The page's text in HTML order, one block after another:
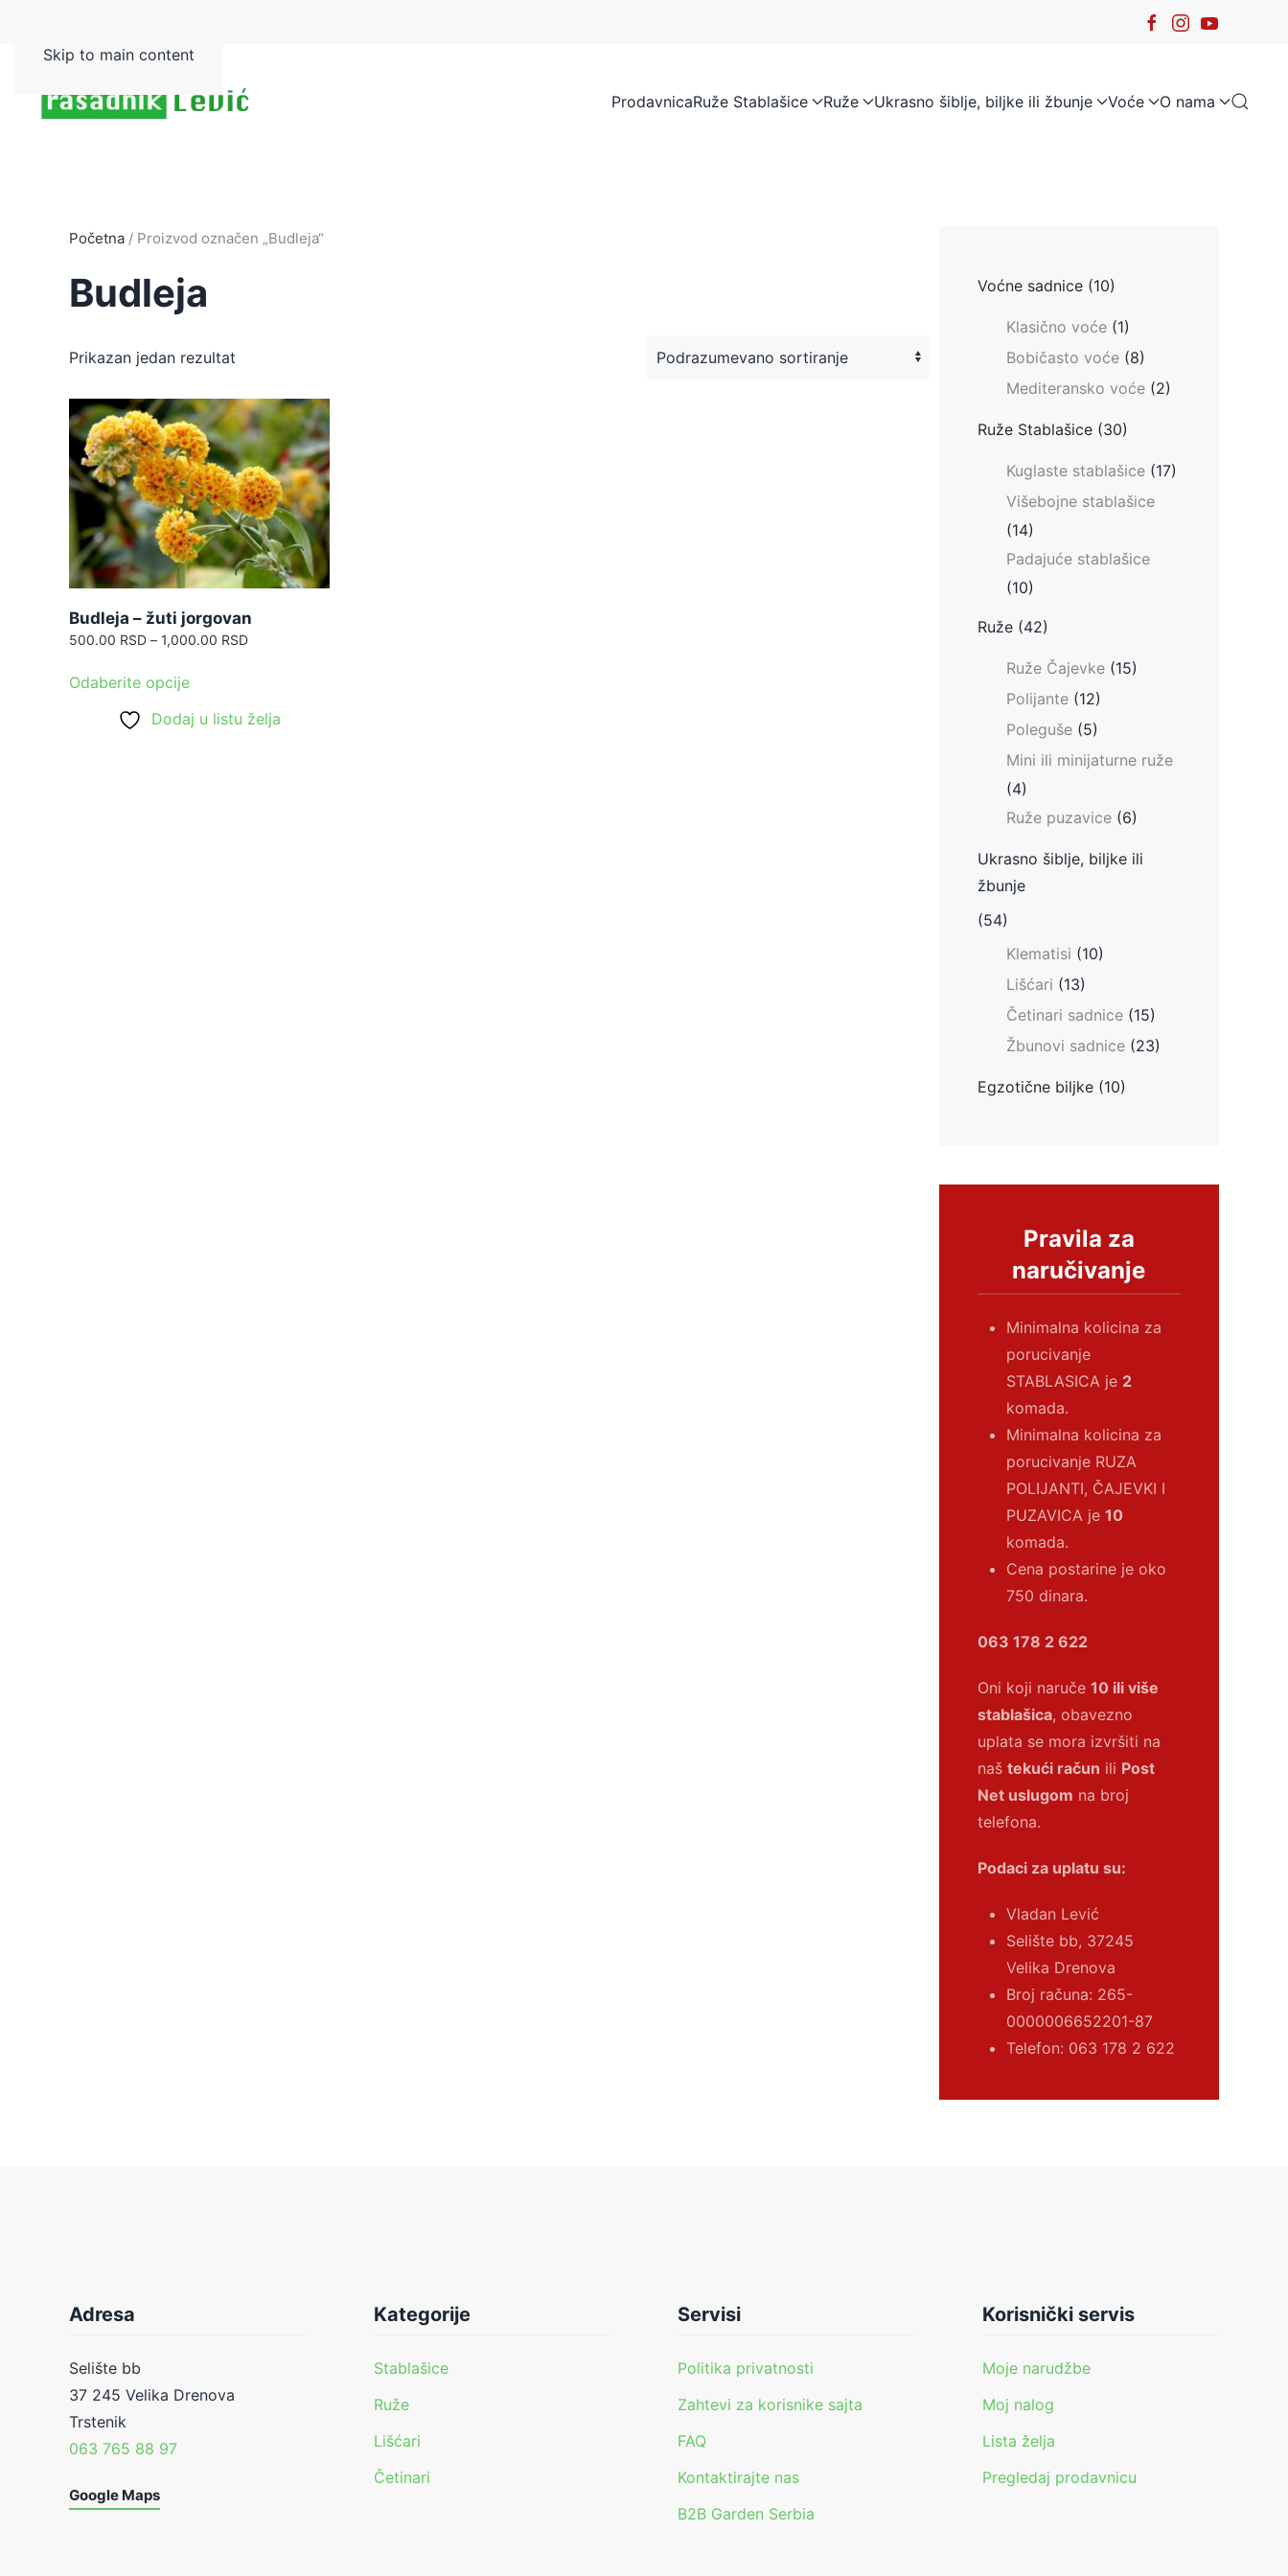
Skip to main content
ProdavnicaRuže Stablašice Ruže Ukrasno šiblje, biljke ili žbunje Voće O nama
Početna / Proizvod označen „Budleja“
Budleja
Prikazan jedan rezultat
Budleja – žuti jorgovan
500.00 RSD – 1,000.00 RSDRaspon
do
Odaberite opcijeproizvod
ima
Dodaj u listu želja
Voćne sadnice (10)
Klasično voće (1)
Bobičasto voće (8)
Mediteransko voće (2)
Ruže Stablašice (30)
Kuglaste stablašice (17)
Višebojne stablašice
(14)
Padajuće stablašice
(10)
Ruže (42)
Ruže Čajevke (15)
Polijante (12)
Poleguše (5)
Mini ili minijaturne ruže
(4)
Ruže puzavice (6)
Ukrasno šiblje, biljke ili
žbunje
(54)
Klematisi (10)
Lišćari (13)
Četinari sadnice (15)
Žbunovi sadnice (23)
Egzotične biljke (10)
Pravila za
naručivanje
Minimalna kolicina za
porucivanje
STABLASICA je 2
komada.
Minimalna kolicina za
porucivanje RUZA
POLIJANTI, ČAJEVKI I
PUZAVICA je 10
komada.
Cena postarine je oko
750 dinara.
063 178 2 622
Oni koji naruče 10 ili više
stablašica, obavezno
uplata se mora izvršiti na
naš tekući račun ili Post
Net uslugom na broj
telefona.
Podaci za uplatu su:
Vladan Lević
Selište bb, 37245
Velika Drenova
Broj računa: 265-
0000006652201-87
Telefon: 063 178 2 622
Adresa
Selište bb
37 245 Velika Drenova
Trstenik
063 765 88 97
Google Maps
Kategorije
Stablašice
Ruže
Lišćari
Četinari
Servisi
Politika privatnosti
Zahtevi za korisnike sajta
FAQ
Kontaktirajte nas
B2B Garden Serbia
Korisnički servis
Moje narudžbe
Moj nalog
Lista želja
Pregledaj prodavnicu